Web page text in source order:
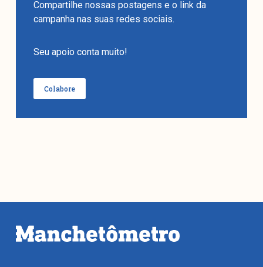
Compartilhe nossas postagens e o link da
campanha nas suas redes sociais.
Seu apoio conta muito!
Colabore